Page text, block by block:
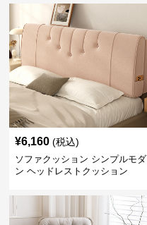
¥6,160 (税込)
ソファクッション シンプルモダ
ン ヘッドレストクッション